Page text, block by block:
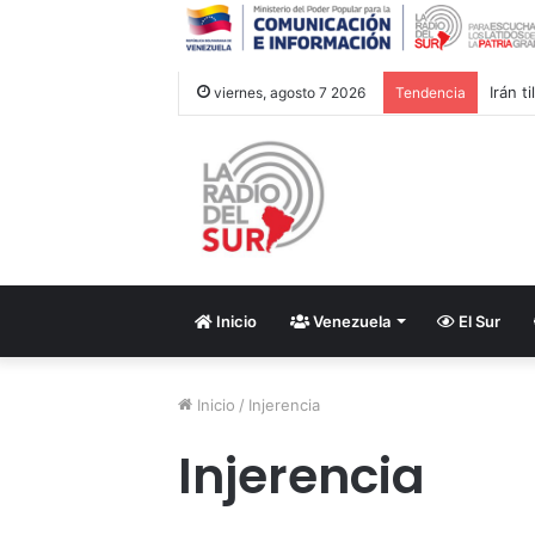
viernes, agosto 7 2026 Tendencia Irán
Inicio Venezuela El Sur
Inicio / Injerencia
Injerencia